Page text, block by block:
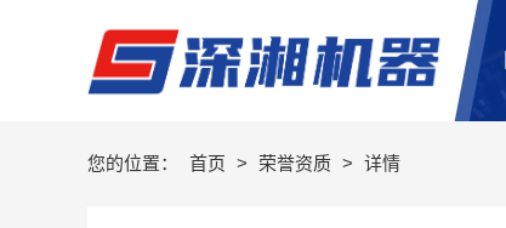
您的位置： 首页 > 荣誉资质 > 详情